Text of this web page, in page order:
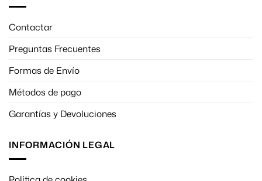
Contactar
Preguntas Frecuentes
Formas de Envío
Métodos de pago
Garantías y Devoluciones
INFORMACIÓN LEGAL